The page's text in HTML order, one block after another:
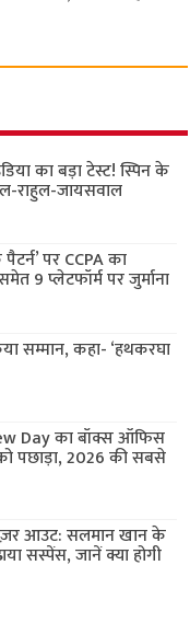
का बड़ा टेस्ट! स्पिन के
राहुल-जायसवाल
पर CCPA का
9 प्लेटफॉर्म पर जुर्माना
सम्मान, कहा- ‘हथकरघा
Day का बॉक्स ऑफिस
को पछाड़ा, 2026 की सबसे
आउट: सलमान खान के
सस्पेंस, जानें क्या होगी